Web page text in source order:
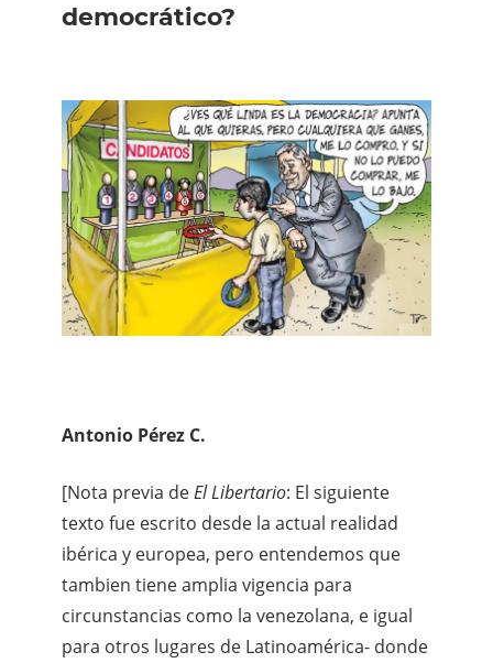
democrático?
Antonio Pérez C.
[Nota previa deEl Libertario: El siguiente
texto fue escrito desde la actual realidad
ibérica y europea, pero entendemos que
tambien tiene amplia vigencia para
circunstancias como la venezolana, e igual
para otros lugares de Latinoamérica- donde